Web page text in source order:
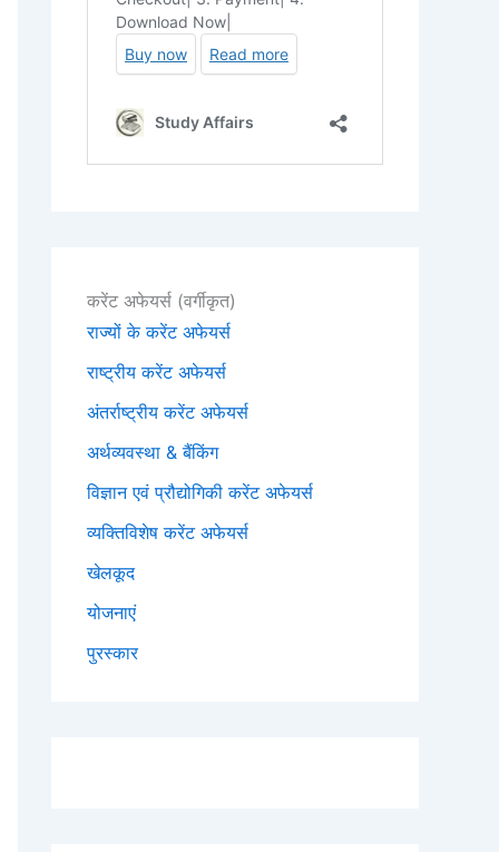
करेंट अफेयर्स (वर्गीकृत)
राज्यों के करेंट अफेयर्स
राष्ट्रीय करेंट अफेयर्स
अंतर्राष्ट्रीय करेंट अफेयर्स
अर्थव्यवस्था & बैंकिंग
विज्ञान एवं प्रौद्योगिकी करेंट अफेयर्स
व्यक्तिविशेष करेंट अफेयर्स
खेलकूद
योजनाएं
पुरस्कार